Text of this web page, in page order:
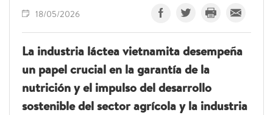
18/05/2026
La industria láctea vietnamita desempeña
un papel crucial en la garantía de la
nutrición y el impulso del desarrollo
sostenible del sector agrícola y la industria